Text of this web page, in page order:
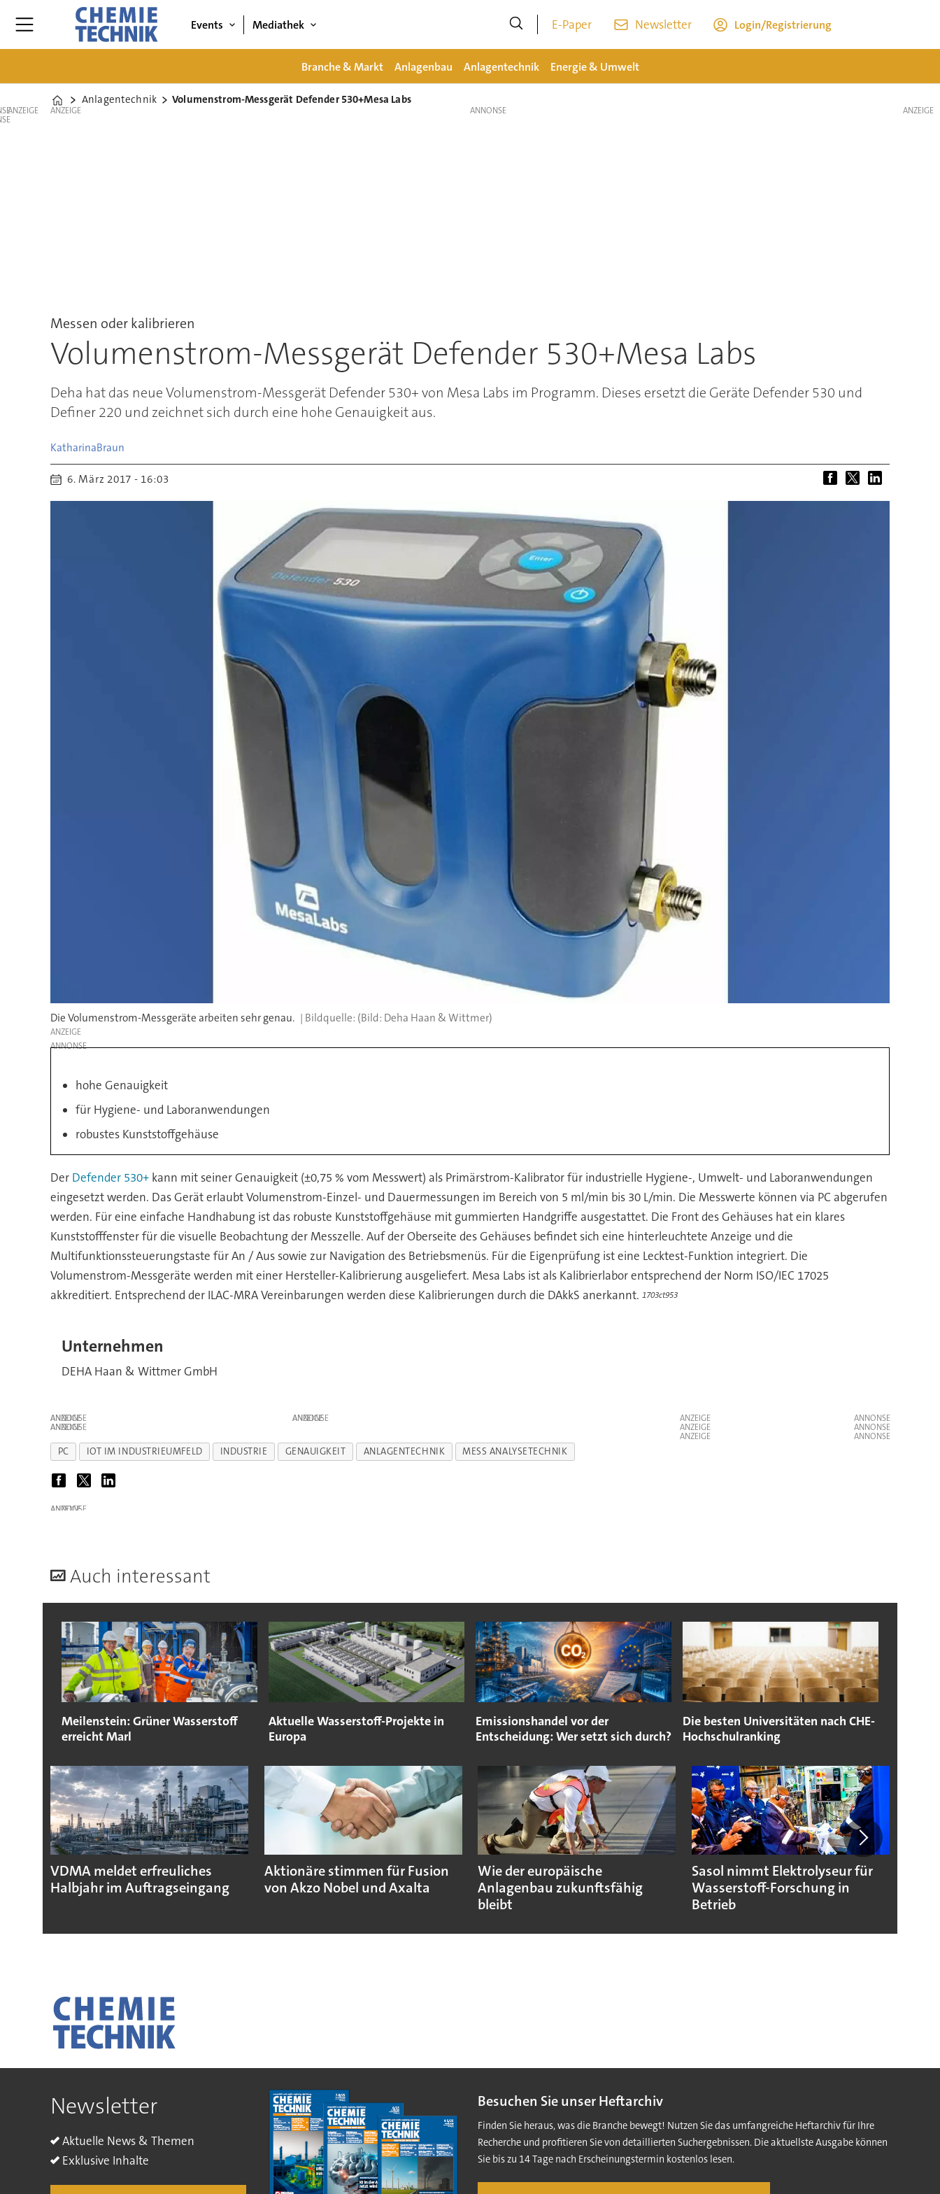
Events Mediathek E-Paper Newsletter Login/Registrierung
Branche & Markt Anlagenbau Anlagentechnik Energie & Umwelt
Home
Anlagentechnik Volumenstrom-Messgerät Defender 530+Mesa Labs
ANZEIGE ANZEIGE
Messen oder kalibrieren
Volumenstrom-Messgerät Defender 530+Mesa Labs
Deha hat das neue Volumenstrom-Messgerät Defender 530+ von Mesa Labs im Programm. Dieses ersetzt die Geräte Defender 530 und
Definer 220 und zeichnet sich durch eine hohe Genauigkeit aus.
KatharinaBraun
6. März 2017 - 16:03
Die Volumenstrom-Messgeräte arbeiten sehr genau. (Bild: Deha Haan & Wittmer)
ANZEIGE
hohe Genauigkeit
für Hygiene- und Laboranwendungen
robustes Kunststoffgehäuse
Der Defender 530+kann mit seiner Genauigkeit (±0,75 % vom Messwert) als Primärstrom-Kalibrator für industrielle Hygiene-, Umwelt- und Laboranwendungen
eingesetzt werden. Das Gerät erlaubt Volumenstrom-Einzel- und Dauermessungen im Bereich von 5 ml/min bis 30 L/min. Die Messwerte können via PC abgerufen
werden. Für eine einfache Handhabung ist das robuste Kunststoffgehäuse mit gummierten Handgriffe ausgestattet. Die Front des Gehäuses hat ein klares
Kunststofffenster für die visuelle Beobachtung der Messzelle. Auf der Oberseite des Gehäuses befindet sich eine hinterleuchtete Anzeige und die
Multifunktionssteuerungstaste für An / Aus sowie zur Navigation des Betriebsmenüs. Für die Eigenprüfung ist eine Lecktest-Funktion integriert. Die
Volumenstrom-Messgeräte werden mit einer Hersteller-Kalibrierung ausgeliefert. Mesa Labs ist als Kalibrierlabor entsprechend der Norm ISO/IEC 17025
akkreditiert. Entsprechend der ILAC-MRA Vereinbarungen werden diese Kalibrierungen durch die DAkkS anerkannt. 1703ct953
Unternehmen
DEHA Haan & Wittmer GmbH
ANZEIGE ANZEIGE
ANZEIGE
ANZEIGE
ANZEIGE
ANZEIGE
PC IOT IM INDUSTRIEUMFELD INDUSTRIE GENAUIGKEIT ANLAGENTECHNIK MESS ANALYSETECHNIK
ANZEIGE
Auch interessant
Meilenstein: Grüner Wasserstoff
erreicht Marl
Aktuelle Wasserstoff-Projekte in
Europa
Emissionshandel vor der
Entscheidung: Wer setzt sich durch?
Die besten Universitäten nach CHE-
Hochschulranking
VDMA meldet erfreuliches
Halbjahr im Auftragseingang
Aktionäre stimmen für Fusion
von Akzo Nobel und Axalta
Wie der europäische
Anlagenbau zukunftsfähig
bleibt
Sasol nimmt Elektrolyseur für
Wasserstoff-Forschung in
Betrieb
ANZEIGE
Newsletter
Aktuelle News & Themen
Exklusive Inhalte
Besuchen Sie unser Heftarchiv
Finden Sie heraus, was die Branche bewegt! Nutzen Sie das umfangreiche Heftarchiv für Ihre
Recherche und profitieren Sie von detaillierten Suchergebnissen. Die aktuellste Ausgabe können
Sie bis zu 14 Tage nach Erscheinungstermin kostenlos lesen.